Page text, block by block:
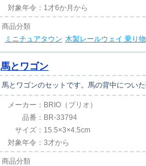
対象年令： 1才6か月から
商品分類
ミニチュアタウン 木製レールウェイ 乗り物
馬とワゴン
馬とワゴンのセットです。馬の背中につい
メーカー： BRIO（ブリオ）
品番： BR-33794
サイズ： 15.5×3×4.5cm
対象年令：3才から
商品分類